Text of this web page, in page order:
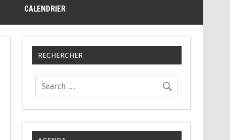
CALENDRIER
RECHERCHER